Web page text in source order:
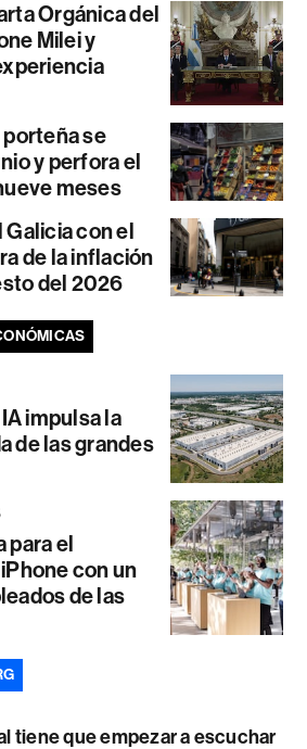
Orgánica del
Milei y
se
y perfora el
meses
con el
de la inflación
del 2026
impulsa la
de las grandes
para el
con un
de las
tiene que empezar a escuchar